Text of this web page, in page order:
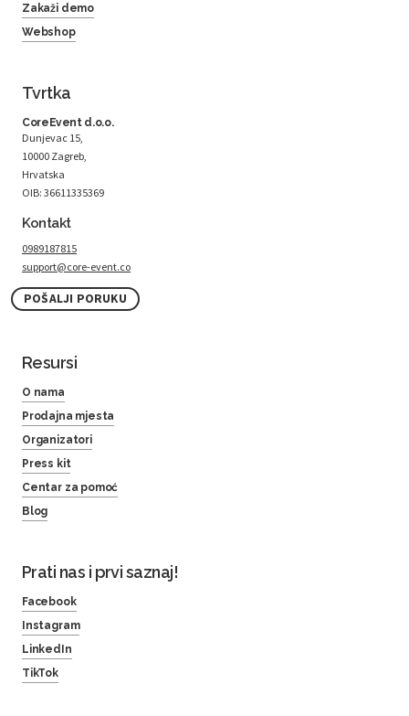
Zakaži demo
Webshop
Tvrtka
CoreEvent d.o.o.
Dunjevac 15,
10000 Zagreb,
Hrvatska
OIB: 36611335369
Kontakt
0989187815
support@core-event.co
POŠALJI PORUKU
Resursi
O nama
Prodajna mjesta
Organizatori
Press kit
Centar za pomoć
Blog
Prati nas i prvi saznaj!
Facebook
Instagram
LinkedIn
TikTok